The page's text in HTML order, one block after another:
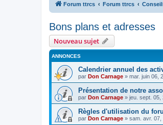
Forum ttrcs Forum ttrcs
Bons plans et adresses
Nouveau sujet
ANNONCES
Calendrier annuel des
par Don Carnage » mar. juin 06,
Présentation de notre
par Don Carnage » jeu. sept. 05,
Règles d'utilisation du
par Don Carnage » sam. avr. 07,